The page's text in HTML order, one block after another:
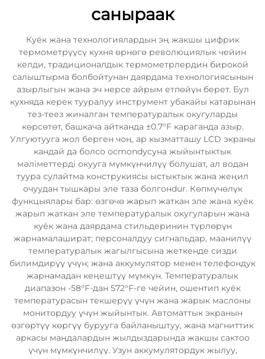
саныраак
Куёк жана технологиялардын эң жакшы цифрик
термометрүүсү кухня өрнөгө революциялык чейин
келди, традиционалдык термометрлердин бирокой
салыштырма болбойтунан даярдама технологиясынын
азырлыгын жана эч нерсе айрым етпөйүн берет. Бул
кухняда керек тууралуу инструмент убакайы катарынан
тез-теез жиналган температуралык окугуларды
көрсөтөт, башкача айтканда ±0.7°F караганда азыр.
Улгуютууга жол берген чоң, ар кызматташу LCD экраны
кандай да болсо осmondусуна жыйынтыктык
мәліметтерді окууга мүмкүнчилүү болушат, ал водан
туура сулайтма конструкиясы ыстыктык жана жеңил
очуудан тышкары эле таза болгонdur. Көпмүчөлүк
функцыялары бар: өзгөчө жарып жаткан эле жана куёк
жарып жаткан эле температуралык окугуларын жана
куёк жана даярдама стильдеринин түрлөрүн
жарнамалашират; персоналдуу сигнальдар, маанилүү
температуралык жагылгысына жеткенде сизди
билимдирүү үчүн; жана аккумулятор менен телефондук
жарнамадан кеңештүү мүмкүн. Температуралык
диапазон -58°F-дан 572°F-ге чейин, ошентип куёк
температурасын текшерүү үчүн жана жарык маслоны
монитордуу үчүн жыйынтык. Автоматтык экранын
өзгөртүү көргүү бурууга байланыштуу, жана магниттик
аркасы маңдалардын жылдыздарында жакшы сактоо
үчүн мүмкүнчилүү. Узун аккумулятордук жылуу,